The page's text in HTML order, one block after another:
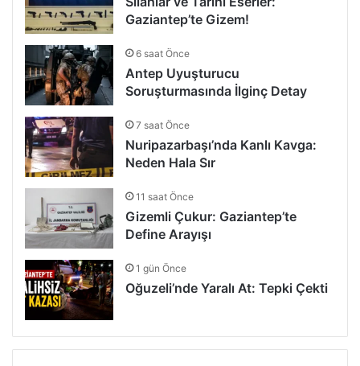
Gaziantep’te Gizem!
6 saat Önce
Antep Uyuşturucu
Soruşturmasında İlginç Detay
7 saat Önce
Nuripazarbaşı’nda Kanlı Kavga:
Neden Hala Sır
11 saat Önce
Gizemli Çukur: Gaziantep’te
Define Arayışı
1 gün Önce
Oğuzeli’nde Yaralı At: Tepki Çekti